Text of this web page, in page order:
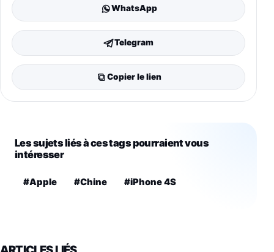
WhatsApp
Telegram
Copier le lien
Les sujets liés à ces tags pourraient vous
intéresser
#Apple #Chine #iPhone 4S
ARTICLES LIÉS